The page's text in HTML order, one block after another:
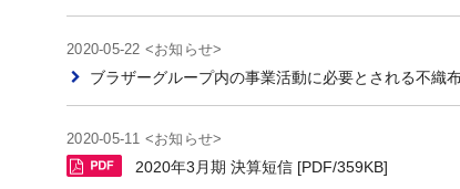
2020-05-22 <お知らせ>
ブラザーグループ内の事業活動に必要とされる不織
2020-05-11 <お知らせ>
2020年3月期 決算短信 [PDF/359KB]